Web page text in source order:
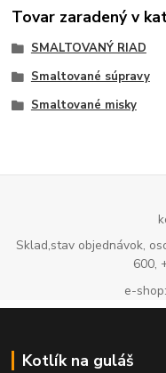
Tovar zaradený v
SMALTOVANÝ RIAD
Smaltované súpravy
Smaltované misky
Sklad,stav objednávok,
600,
e-
Kotlík na guláš